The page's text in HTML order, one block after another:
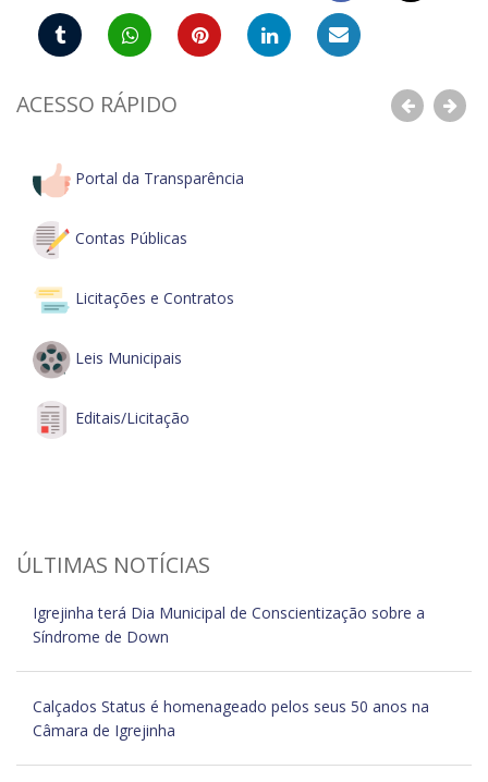
ACESSO RÁPIDO Anterior
Portal da Transparência
Contas Públicas
Licitações e Contratos
Leis Municipais
Editais/Licitação
ÚLTIMAS NOTÍCIAS
Igrejinha terá Dia Municipal de Conscientização sobre a
Síndrome de Down
Calçados Status é homenageado pelos seus 50 anos na
Câmara de Igrejinha